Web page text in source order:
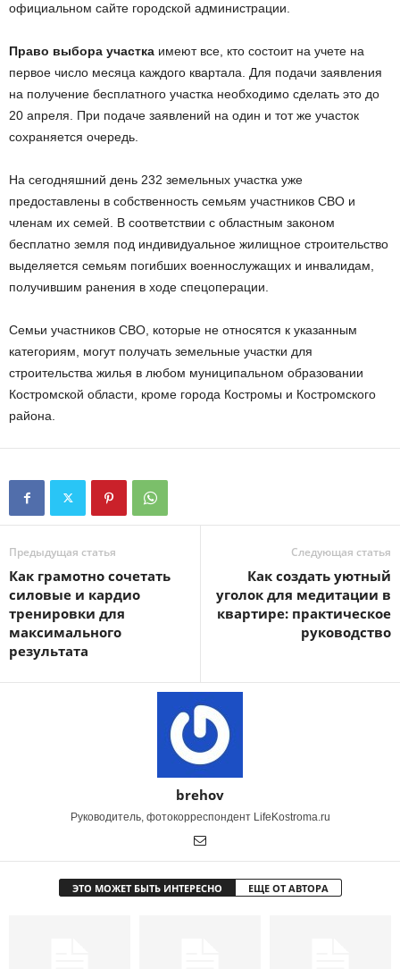
официальном сайте городской администрации.
Право выбора участка имеют все, кто состоит на учете на
первое число месяца каждого квартала. Для подачи заявления
на получение бесплатного участка необходимо сделать это до
20 апреля. При подаче заявлений на один и тот же участок
сохраняется очередь.
На сегодняшний день 232 земельных участка уже
предоставлены в собственность семьям участников СВО и
членам их семей. В соответствии с областным законом
бесплатно земля под индивидуальное жилищное строительство
выделяется семьям погибших военнослужащих и инвалидам,
получившим ранения в ходе спецоперации.
Семьи участников СВО, которые не относятся к указанным
категориям, могут получать земельные участки для
строительства жилья в любом муниципальном образовании
Костромской области, кроме города Костромы и Костромского
района.
Предыдущая статья
Как грамотно сочетать
силовые и кардио
тренировки для
максимального
результата
Следующая статья
Как создать уютный
уголок для медитации в
квартире: практическое
руководство
brehov
Руководитель, фотокорреспондент LifeKostroma.ru
ЭТО МОЖЕТ БЫТЬ ИНТЕРЕСНО ЕЩЕ ОТ АВТОРА